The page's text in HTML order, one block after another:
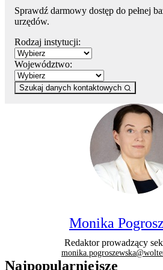
Sprawdź darmowy dostęp do pełnej
urzędów.
Rodzaj instytucji:
Województwo:
Szukaj danych kontaktowych
Monika
Redaktor prowadzący
Najpopularniejsze